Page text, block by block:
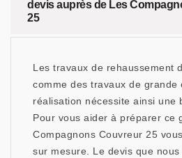
devis auprès de Les
25
Les travaux de rehaussement
comme des travaux de grande
réalisation nécessite ainsi une
Pour vous aider à préparer ce
Compagnons Couvreur 25
sur mesure. Le devis que